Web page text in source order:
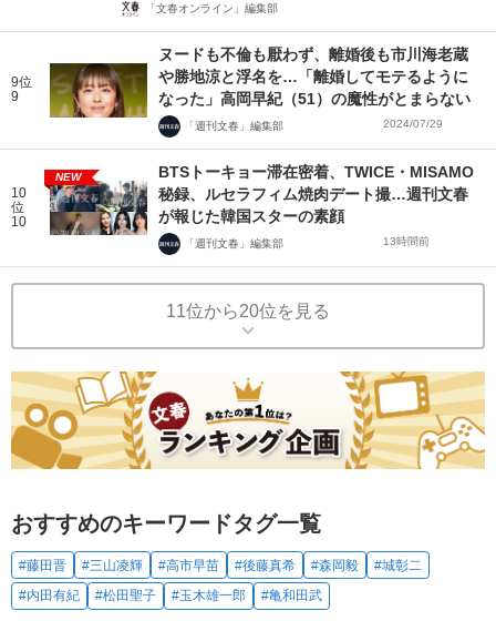
「文春オンライン」編集部
9位
9
ヌードも不倫も厭わず、離婚後も市川海老蔵
や勝地涼と浮名を…「離婚してモテるように
なった」高岡早紀（51）の魔性がとまらない
「週刊文春」編集部 2024/07/29
10
位
10
NEW
BTSトーキョー滞在密着、TWICE・MISAMO
秘録、ルセラフィム焼肉デート撮…週刊文春
が報じた韓国スターの素顔
「週刊文春」編集部 13時間前
11位から20位を見る
おすすめのキーワードタグ一覧
#藤田晋 #三山凌輝 #高市早苗 #後藤真希 #森岡毅
#城彰二
#内田有紀
#松田聖子 #玉木雄一郎 #亀和田武